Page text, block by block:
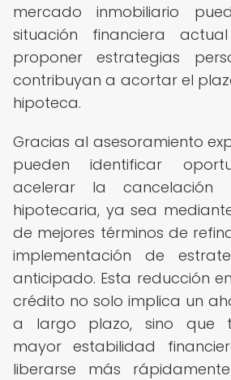
mercado inmobiliario
situación financiera
proponer estrategias
contribuyan a acortar el
hipoteca.
Gracias al asesoramiento
pueden identificar
acelerar la
hipotecaria, ya sea
de mejores términos de
implementación de
anticipado. Esta reducción
crédito no solo implica un
a largo plazo, sino que
mayor estabilidad
liberarse más